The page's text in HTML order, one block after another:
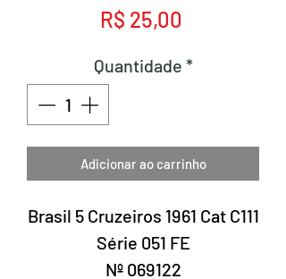
R$ 25,00
Quantidade *
Adicionar ao carrinho
Brasil 5 Cruzeiros 1961 Cat C111
Série 051 FE
Nº 069122